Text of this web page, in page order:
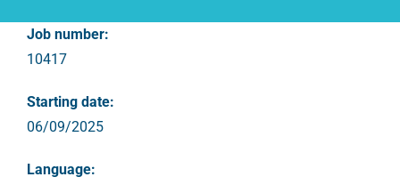
Job number:
10417
Starting date:
06/09/2025
Language: